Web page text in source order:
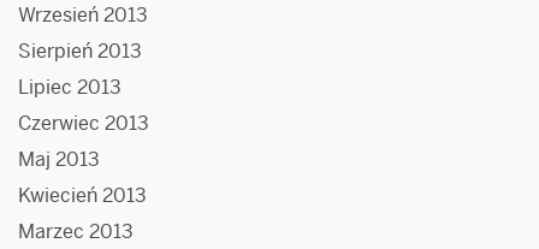
Wrzesień 2013
Sierpień 2013
Lipiec 2013
Czerwiec 2013
Maj 2013
Kwiecień 2013
Marzec 2013